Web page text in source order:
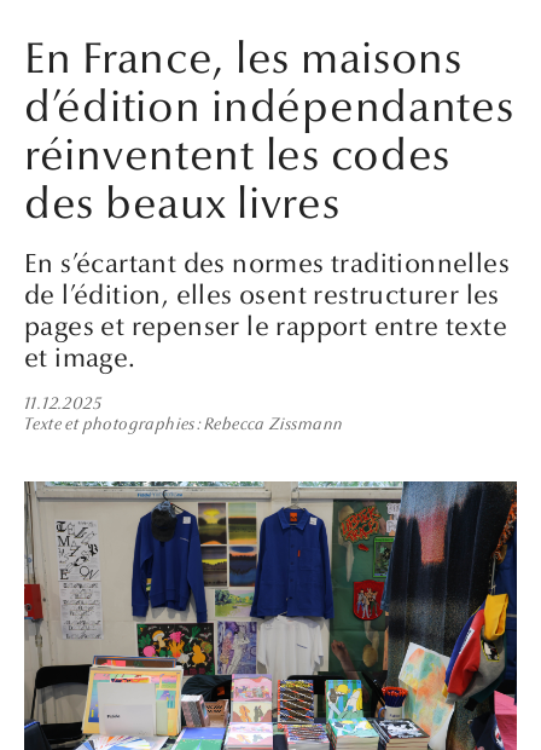
En France, les maisons
d’édition indépendantes
réinventent les codes
des beaux livres
En s’écartant des normes traditionnelles
de l’édition, elles osent restructurer les
pages et repenser le rapport entre texte
et image.
11.12.2025
Texte et photographies Rebecca Zissmann